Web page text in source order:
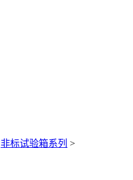
非标试验箱系列 >